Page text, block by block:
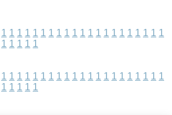
1 1 1 1 1 1 1 1 1 1 1 1 1 1 1 1 1 1 1 1 1
1 1 1 1 1
1 1 1 1 1 1 1 1 1 1 1 1 1 1 1 1 1 1 1 1 1
1 1 1 1 1